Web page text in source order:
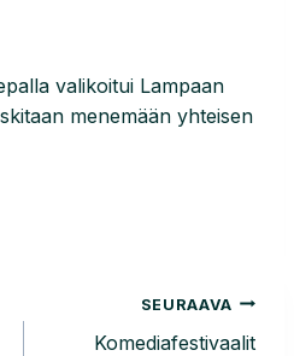
valikoitui Lampaan
menemään yhteisen
SEURAAVA
Komediafestivaalit